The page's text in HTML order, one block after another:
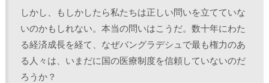
しかし、もしかしたら私たちは正しい問いを立てていな
いのかもしれない。本当の問いはこうだ。数十年にわた
る経済成長を経て、なぜバングラデシュで最も権力のあ
る人々は、いまだに国の医療制度を信頼していないのだ
ろうか？